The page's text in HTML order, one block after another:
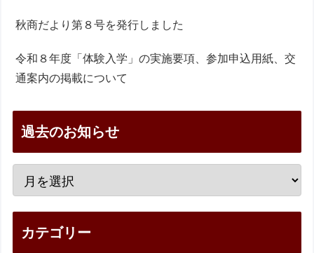
秋商だより第８号を発行しました
令和８年度「体験入学」の実施要項、参加申込用紙、交
通案内の掲載について
過去のお知らせ
カテゴリー